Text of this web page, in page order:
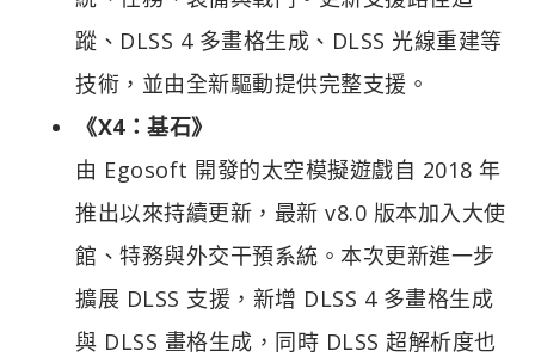
蹤、DLSS 4 多畫格生成、DLSS 光線重建等
技術，並由全新驅動提供完整支援。
《X4：基石》
由 Egosoft 開發的太空模擬遊戲自 2018 年
推出以來持續更新，最新 v8.0 版本加入大使
館、特務與外交干預系統。本次更新進一步
擴展 DLSS 支援，新增 DLSS 4 多畫格生成
與 DLSS 畫格生成，同時 DLSS 超解析度也